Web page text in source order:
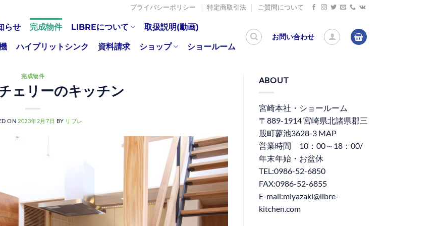
プライバシーポリシー 特定商取引法 ご質問について
らせ 完成物件 LIBREについて 取扱説明(動画)
ハイブリットシンク 資料請求 ショップ ショールーム
お問い合わせ
完成物件
ェリーのキッチン
ON 2023年2月7日 BY リブレ
ABOUT
宮崎本社・ショールーム
〒889-1914 宮崎県北諸県郡三
股町蓼池3628-3 MAP
営業時間 10：00～18：00/
年末年始・お盆休
TEL:0986-52-6850
FAX:0986-52-6855
E-mail:miyazaki@libre-
kitchen.com